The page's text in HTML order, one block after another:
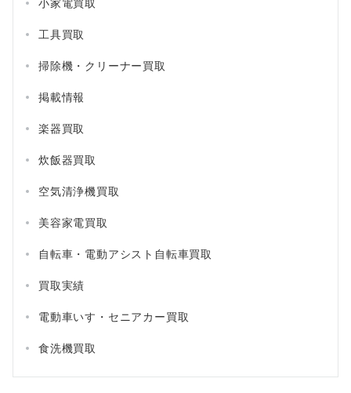
工具買取
掃除機・クリーナー買取
掲載情報
楽器買取
炊飯器買取
空気清浄機買取
美容家電買取
自転車・電動アシスト自転車買取
買取実績
電動車いす・セニアカー買取
食洗機買取